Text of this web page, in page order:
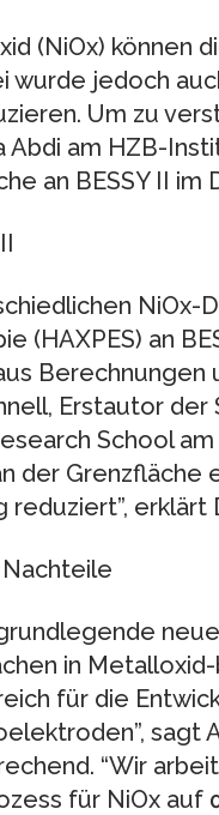
(NiOx) können
wurde jedoch
Um zu
Abdi am HZB-
an BESSY II im
NiOx-
(HAXPES) an
Berechnungen
Erstautor
School
der Grenzfläche
erklärt
in
für die
sagt
“Wir
für NiOx auf